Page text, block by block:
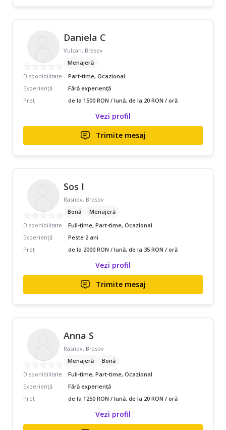
Daniela C
Vulcan, Brasov
Menajeră
Disponibilitate
Part-time, Ocazional
Experiență
Fără experiență
Preț
de la 1500 RON / lună, de la 20 RON / oră
Vezi profil
Trimite mesaj
Sos I
Rasnov, Brasov
Bonă
Menajeră
Disponibilitate
Full-time, Part-time, Ocazional
Experiență
Peste 2 ani
Preț
de la 2000 RON / lună, de la 35 RON / oră
Vezi profil
Trimite mesaj
Anna S
Rasnov, Brasov
Menajeră
Bonă
Disponibilitate
Full-time, Part-time, Ocazional
Experiență
Fără experiență
Preț
de la 1250 RON / lună, de la 20 RON / oră
Vezi profil